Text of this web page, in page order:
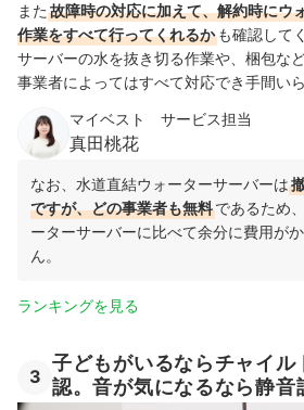
また 故障時の対応に加えて、解約時にウ
作業をすべて行ってくれるか も確認して
サーバーの水を抜き切る作業や、梱包な
事業者によってはすべて対応でき手間いら
マイベスト サービス担当
真田桃花
なお、水道直結ウォーターサーバーは
ですが、どの事業者も無料であるため
ーターサーバーに比べて余分に費用が
ん。
ランキングを見る
3
子どもがいるならチャイル
認。音が気になるなら静音